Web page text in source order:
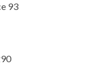
93